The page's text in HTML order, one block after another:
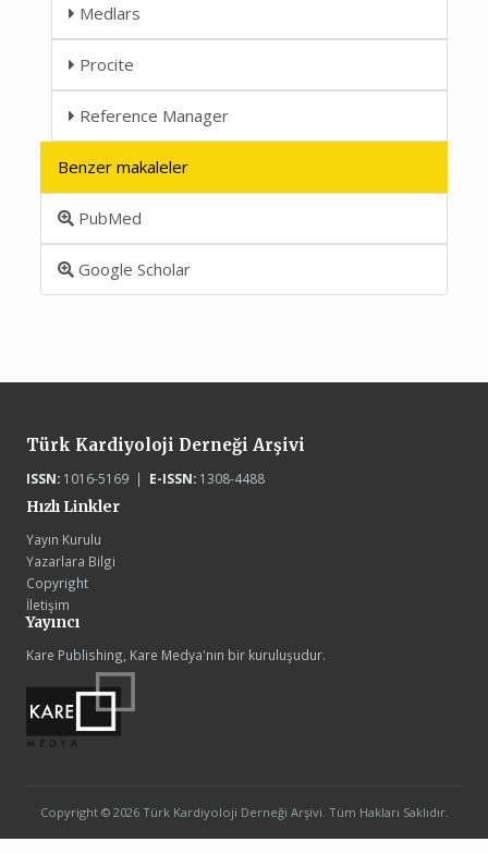
Medlars
Procite
Reference Manager
Benzer makaleler
PubMed
Google Scholar
Türk Kardiyoloji Derneği Arşivi
ISSN:1016-5169 | E-ISSN:1308-4488
Hızlı Linkler
Yayın Kurulu
Yazarlara Bilgi
Copyright
İletişim
Yayıncı
Kare Publishing, Kare Medya'nın bir kuruluşudur.
Copyright © 2026 Türk Kardiyoloji Derneği Arşivi. Tüm Hakları Saklıdır.